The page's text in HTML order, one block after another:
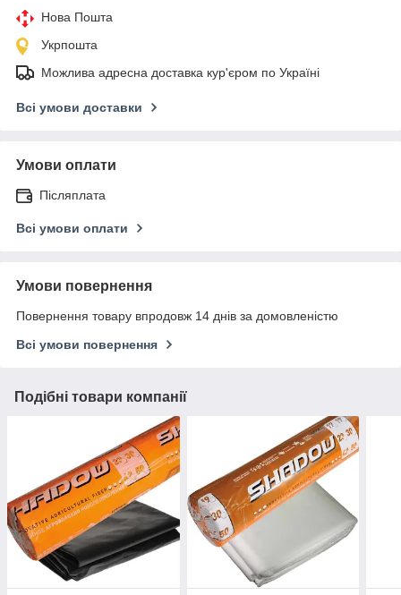
Нова Пошта
Укрпошта
Можлива адресна доставка кур'єром по Україні
Всі умови доставки
Умови оплати
Післяплата
Всі умови оплати
Умови повернення
Повернення товару впродовж 14 днів за домовленістю
Всі умови повернення
Подібні товари компанії